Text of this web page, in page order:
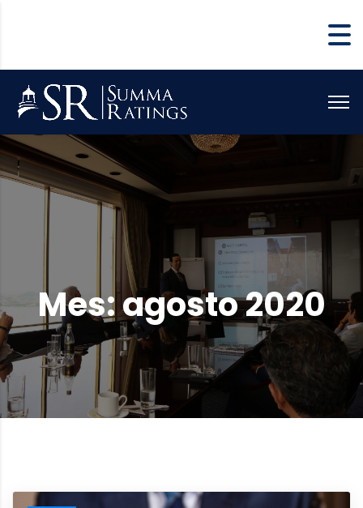
Mes:agosto 2020